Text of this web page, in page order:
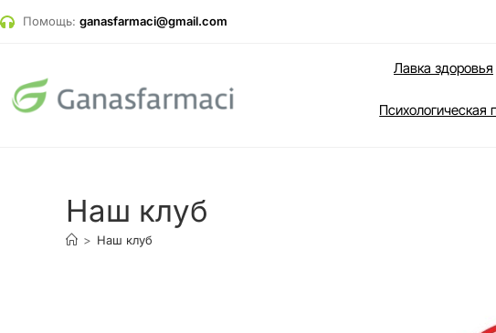
Помощь: ganasfarmaci@gmail.com
Лавка здоровья
Психологическая
Наш клуб
> Наш клуб